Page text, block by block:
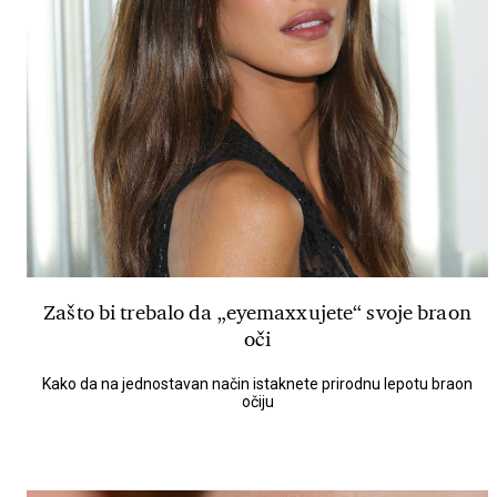
Zašto bi trebalo da „eyemaxxujete“ svoje braon
oči
Kako da na jednostavan način istaknete prirodnu lepotu braon
očiju